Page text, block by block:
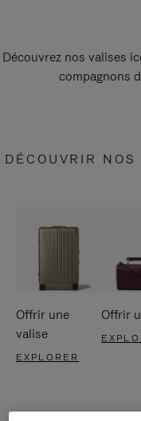
Découvrez nos valises
compagnons
DÉCOUVRIR
Offrir une
valise
EXPLORER
Offrir